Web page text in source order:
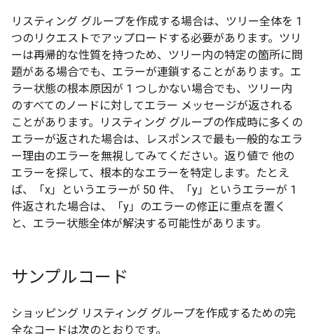
リスティング グループを作成する場合は、ツリー全体を 1
つのリクエストでアップロードする必要があります。ツリ
ーは再帰的な性質を持つため、ツリー内の特定の箇所に問
題がある場合でも、エラーが連鎖することがあります。エ
ラー状態の根本原因が 1 つしかない場合でも、ツリー内
のすべてのノードに対してエラー メッセージが返される
ことがあります。リスティング グループの作成時に多くの
エラーが返された場合は、レスポンスで最も一般的なエラ
ー理由のエラーを無視してみてください。返り値で 他の
エラーを探して、根本的なエラーを特定します。たとえ
ば、「x」というエラーが 50 件、「y」というエラーが 1
件返された場合は、「y」のエラーの修正に重点を置く
と、エラー状態全体が解決する可能性があります。
サンプルコード
ショッピング リスティング グループを作成するための完
全なコードは次のとおりです。